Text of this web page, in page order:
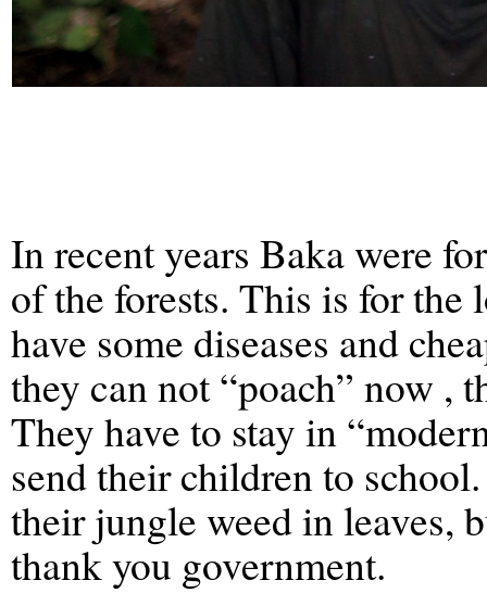
In recent years Baka were
of the forests. This is for the
have some diseases and
they can not “poach” now ,
They have to stay in
send their children to
their jungle weed in leaves,
thank you government.